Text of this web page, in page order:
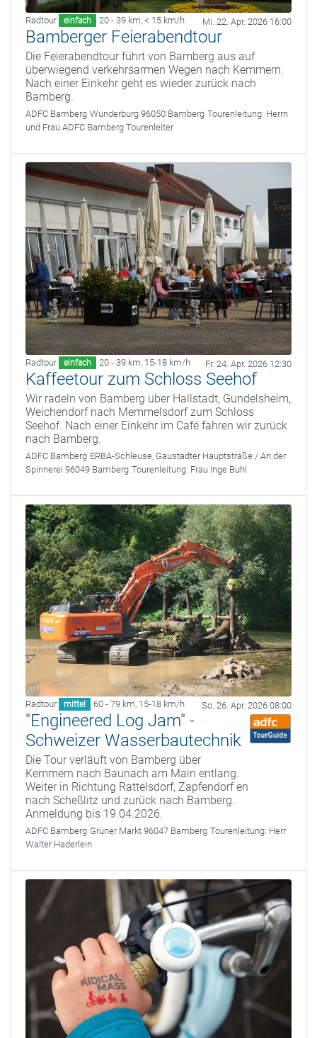
Radtour einfach 20 - 39 km, < 15 km/h Mi. 22. Apr. 2026 16:00
Bamberger Feierabendtour
Die Feierabendtour führt von Bamberg aus auf
überwiegend verkehrsarmen Wegen nach Kemmern.
Nach einer Einkehr geht es wieder zurück nach
Bamberg.
ADFC Bamberg Wunderburg 96050 Bamberg Tourenleitung: Herrn
und Frau ADFC Bamberg Tourenleiter
Radtour einfach 20 - 39 km, 15-18 km/h Fr. 24. Apr. 2026 12:30
Kaffeetour zum Schloss Seehof
Wir radeln von Bamberg über Hallstadt, Gundelsheim,
Weichendorf nach Memmelsdorf zum Schloss
Seehof. Nach einer Einkehr im Café fahren wir zurück
nach Bamberg.
ADFC Bamberg ERBA-Schleuse, Gaustadter Hauptstraße / An der
Spinnerei 96049 Bamberg Tourenleitung: Frau Inge Buhl
Radtour mittel 60 - 79 km, 15-18 km/h So. 26. Apr. 2026 08:00
"Engineered Log Jam" -
Schweizer Wasserbautechnik
Die Tour verläuft von Bamberg über
Kemmern nach Baunach am Main entlang.
Weiter in Richtung Rattelsdorf, Zapfendorf en
nach Scheßlitz und zurück nach Bamberg.
Anmeldung bis 19.04.2026.
ADFC Bamberg Grüner Markt 96047 Bamberg Tourenleitung: Herr
Walter Haderlein